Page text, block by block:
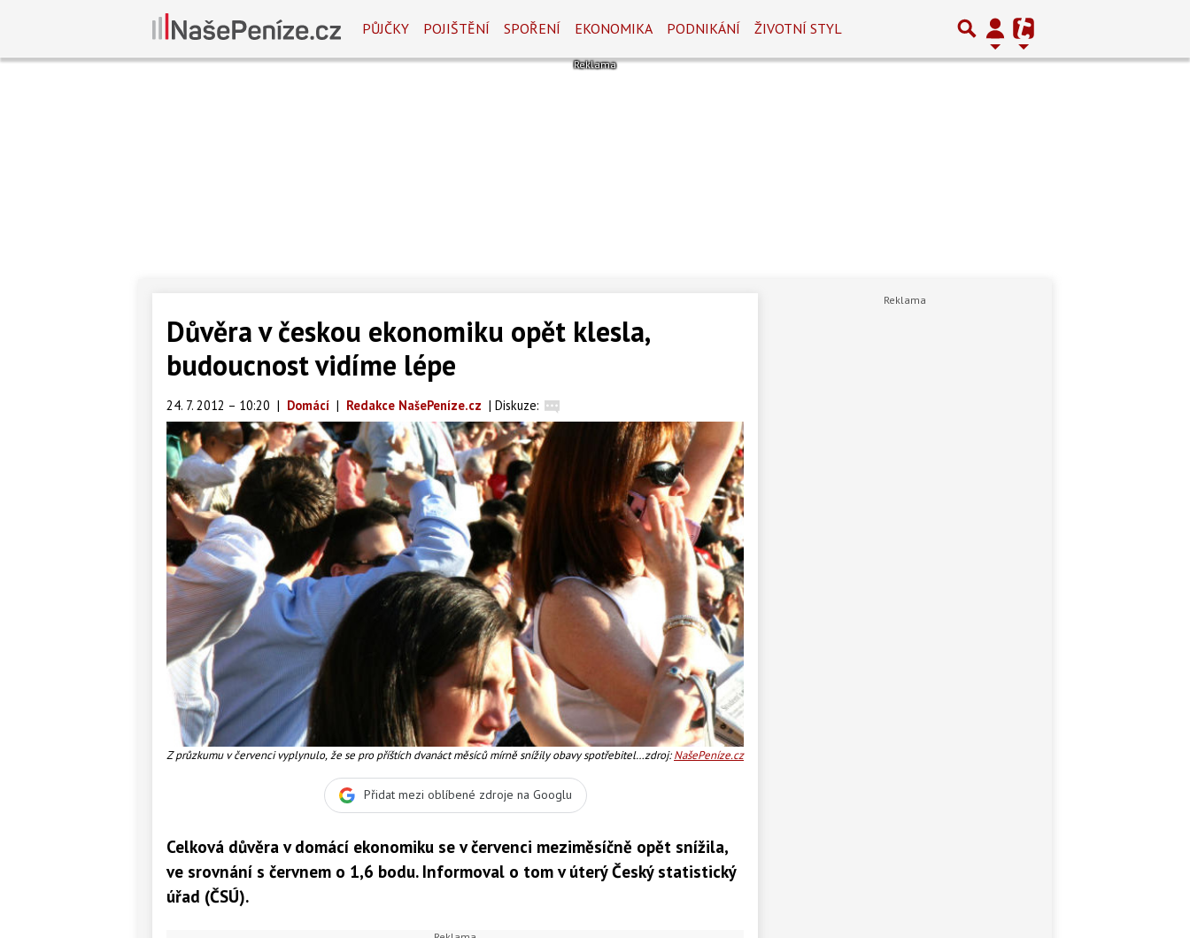
PŮJČKY POJIŠTĚNÍ SPOŘENÍ EKONOMIKA PODNIKÁNÍ ŽIVOTNÍ STYL
Důvěra v českou ekonomiku opět klesla,
budoucnost vidíme lépe
24. 7. 2012 – 10:20 | Domácí | Redakce NašePeníze.cz | Diskuze:
Z průzkumu v červenci vyplynulo, že se pro příštích dvanáct měsíců mírně snížily obavy spotřebitelů zdroj:NašePeníze.cz
Přidat mezi oblíbené zdroje na Googlu
Celková důvěra v domácí ekonomiku se v červenci meziměsíčně opět snížila,
ve srovnání s červnem o 1,6 bodu. Informoval o tom v úterý Český statistický
úřad (ČSÚ).